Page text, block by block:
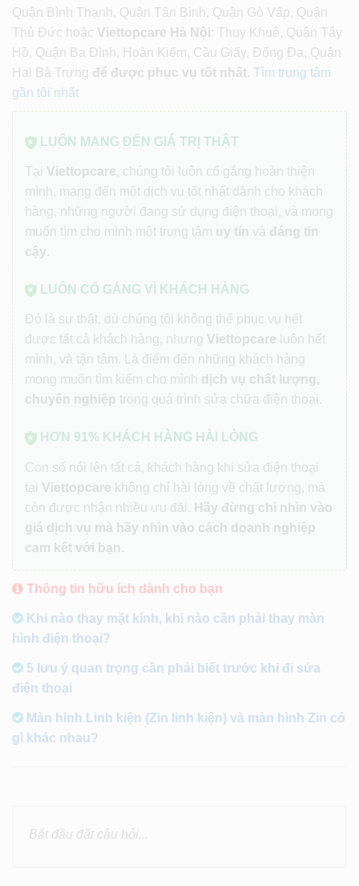
Quận Bình Thạnh, Quận Tân Bình, Quận Gò Vấp, Quận
Thủ Đức hoặc Viettopcare Hà Nội: Thụy Khuê, Quận Tây
Hồ, Quận Ba Đình, Hoàn Kiếm, Cầu Giấy, Đống Đa, Quận
Hai Bà Trưng để được phục vụ tốt nhất. Tìm trung tâm
gần tôi nhất
LUÔN MANG ĐẾN GIÁ TRỊ THẬT
Tại Viettopcare, chúng tôi luôn cố gắng hoàn thiện
mình, mang đến một dịch vụ tốt nhất dành cho khách
hàng, những người đang sử dụng điện thoại, và mong
muốn tìm cho mình một trung tâm uy tín và đáng tin
cậy.
LUÔN CỐ GẮNG VÌ KHÁCH HÀNG
Đó là sự thật, dù chúng tôi không thể phục vụ hết
được tất cả khách hàng, nhưng Viettopcare luôn hết
mình, và tận tâm. Là điểm đến những khách hàng
mong muốn tìm kiếm cho mình dịch vụ chất lượng,
chuyên nghiệp trong quá trình sửa chữa điện thoại.
HƠN 91% KHÁCH HÀNG HÀI LÒNG
Con số nói lên tất cả, khách hàng khi sửa điện thoại
tại Viettopcare không chỉ hài lòng về chất lượng, mà
còn được nhận nhiều ưu đãi. Hãy đừng chỉ nhìn vào
giá dịch vụ mà hãy nhìn vào cách doanh nghiệp
cam kết với bạn.
Thông tin hữu ích dành cho bạn
Khi nào thay mặt kính, khi nào cần phải thay màn
hình điện thoại?
5 lưu ý quan trọng cần phải biết trước khi đi sửa
điện thoại
Màn hình Linh kiện (Zin linh kiện) và màn hình Zin có
gì khác nhau?